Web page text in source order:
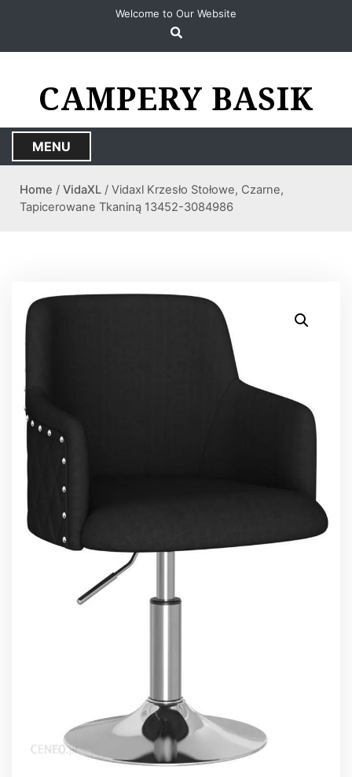
Welcome to Our Website
CAMPERY BASIK
MENU
Home / VidaXL / Vidaxl Krzesło Stołowe, Czarne,
Tapicerowane Tkaniną 13452-3084986